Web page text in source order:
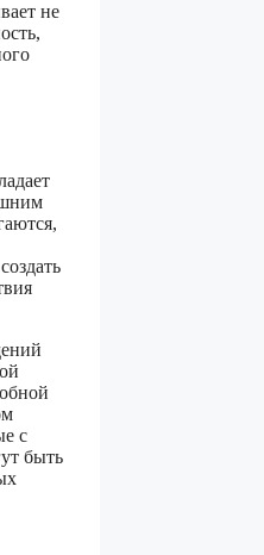
не
с
быть